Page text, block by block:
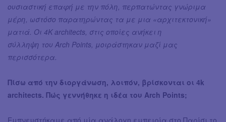
ουσιαστική επαφή με την πόλη, περπατώντας γνώριμα
μέρη, ωστόσο παρατηρώντας τα με μια «αρχιτεκτονική»
ματιά. Οι 4Κ architects, στις οποίες ανήκει η
σύλληψη του Arch Points, μοιράστηκαν μαζί μας
περισσότερα.
Πίσω από την διοργάνωση, λοιπόν, βρίσκονται οι 4k
architects. Πώς γεννήθηκε η ιδέα του Arch Points;